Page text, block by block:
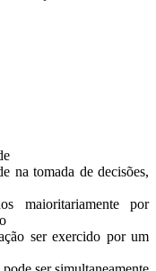
na tomada de decisões,
maioritariamente por
ser exercido por um